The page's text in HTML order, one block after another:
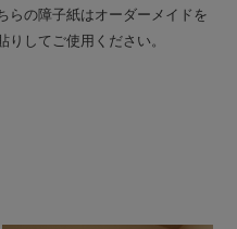
らの障子紙はオーダーメイドを
してご使用ください。